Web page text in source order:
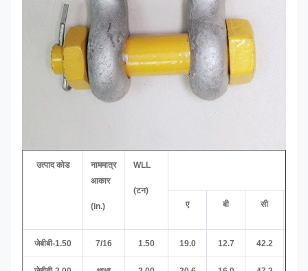
उत्पाद कोड
नाममात्र
आकार
(in.)
WLL
(टन)
ए
बी सी
जेबीबी-1.50 7/16 1.50 19.0 12.7 42.2